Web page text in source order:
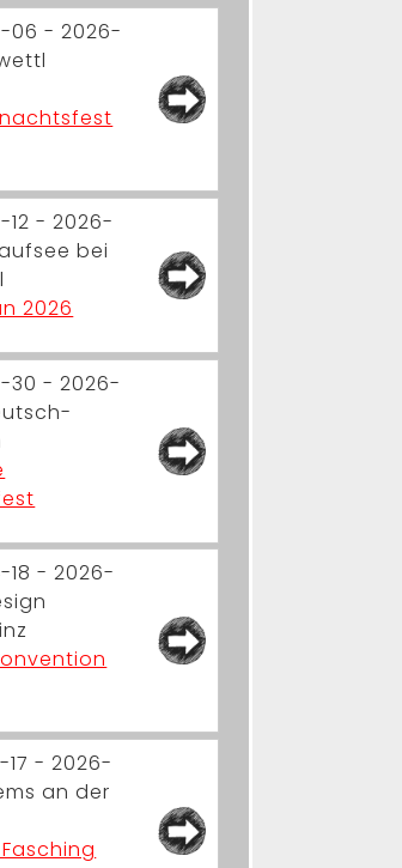
06 - 2026-
- 2026-
bei
2026
30 - 2026-
18 - 2026-
- 2026-
an der